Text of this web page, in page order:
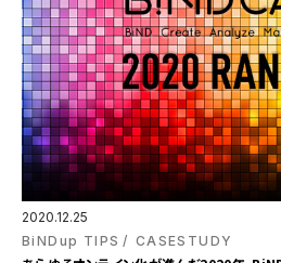
2020.12.25
BiNDup TIPS
CASESTUDY